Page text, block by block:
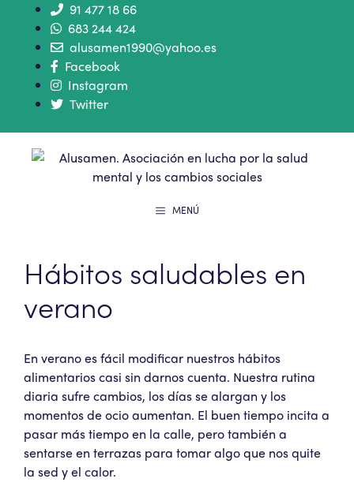
91 477 18 66
683 244 424
alusamen1990@yahoo.es
Facebook
Instagram
Twitter
MENÚ
Hábitos saludables en
verano
En verano es fácil modificar nuestros hábitos
alimentarios casi sin darnos cuenta. Nuestra rutina
diaria sufre cambios, los días se alargan y los
momentos de ocio aumentan. El buen tiempo incita a
pasar más tiempo en la calle, pero también a
sentarse en terrazas para tomar algo que nos quite
la sed y el calor.